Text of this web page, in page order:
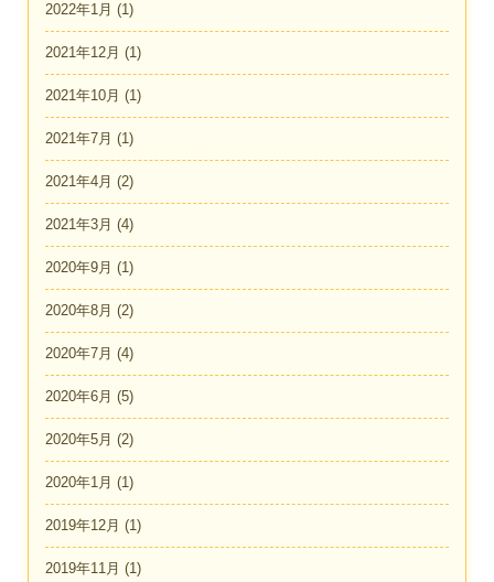
2022年1月 (1)
2021年12月 (1)
2021年10月 (1)
2021年7月 (1)
2021年4月 (2)
2021年3月 (4)
2020年9月 (1)
2020年8月 (2)
2020年7月 (4)
2020年6月 (5)
2020年5月 (2)
2020年1月 (1)
2019年12月 (1)
2019年11月 (1)